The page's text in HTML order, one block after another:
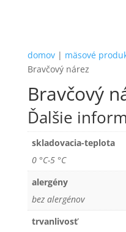
domov| mäsové
Bravčový nárez
Bravčový
Ďalšie
skladovacia-teplota
0 °C-5 °C
alergény
bez alergénov
trvanlivosť